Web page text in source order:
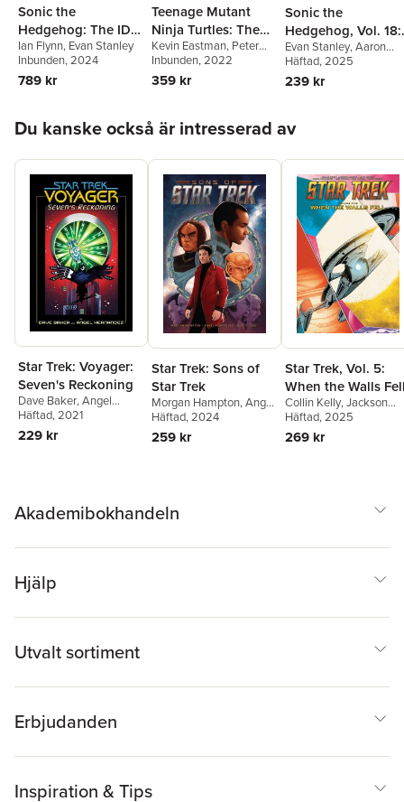
Sonic the
Hedgehog: The IDW
Collection, Vol. 4
Ian Flynn, Evan Stanley
Inbunden, 2024
789 kr
Teenage Mutant
Ninja Turtles: The
Last Ronin
Kevin Eastman, Peter
Laird
Inbunden, 2022
359 kr
Sonic the
Hedgehog, Vol. 18:
Extreme
Competition
Evan Stanley,Aaron
Hammerstrom
Häftad, 2025
239 kr
Du kanske också är intresserad av
Star Trek: Voyager:
Seven's Reckoning
Dave Baker,Angel
Hernandez
Häftad, 2021
229 kr
Star Trek: Sons of
Star Trek
Morgan Hampton,Angel
Hernandez
Häftad, 2024
259 kr
Star Trek, Vol. 5:
When the Walls
Collin Kelly,Jackson
Lanzing
Häftad, 2025
269 kr
Akademibokhandeln
Hjälp
Utvalt sortiment
Erbjudanden
Inspiration & Tips